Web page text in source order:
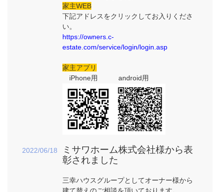
家主WEB
下記アドレスをクリックしてお入りくださ
い。
https://owners.c-
estate.com/service/login/login.asp
家主アプリ
iPhone用 android用
2022/06/18
ミサワホーム株式会社様から表
彰されました
三幸ハウスグループとしてオーナー様から
建て替えのご相談を頂いております。